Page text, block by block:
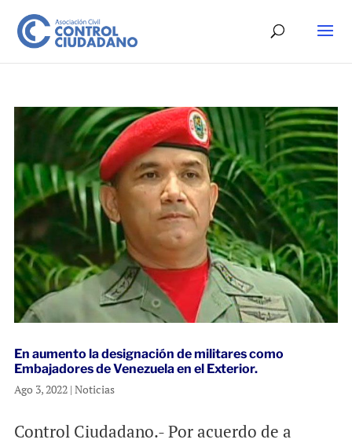
En aumento la designación de militares como
Embajadores de Venezuela en el Exterior.
Ago 3, 2022| Noticias
Control Ciudadano.- Por acuerdo de a